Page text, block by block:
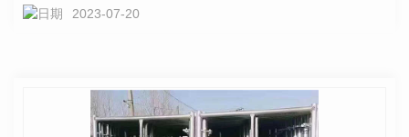
供技术性搭设及拆除方案，车辆运输，准确的材料预…
2023-07-20